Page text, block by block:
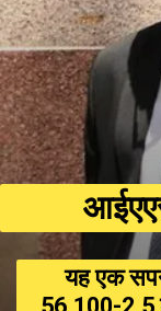
यह एक